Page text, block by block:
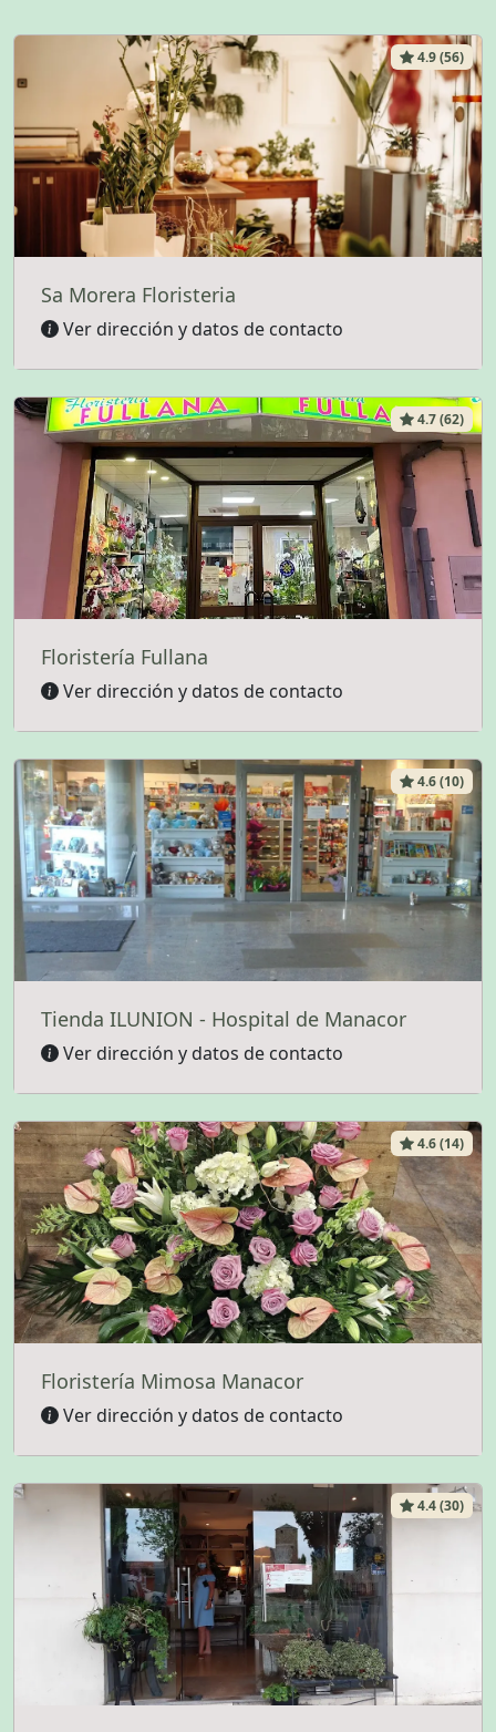
4.9 (56)
Sa Morera Floristeria
Ver dirección y datos de contacto
4.7 (62)
Floristería Fullana
Ver dirección y datos de contacto
4.6 (10)
Tienda ILUNION - Hospital de Manacor
Ver dirección y datos de contacto
4.6 (14)
Floristería Mimosa Manacor
Ver dirección y datos de contacto
4.4 (30)